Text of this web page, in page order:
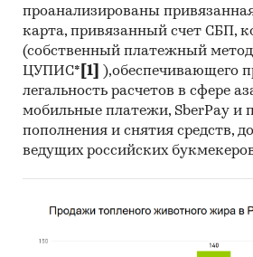
рынка -
Минпромторгом,
службой для анализа
политики, практик и
применительно к
производству, экспорту и
продукции, стандартам,
таможенным пошлинам,
субсидиям и другим
стимулирования на рынке
Использование
проанализированы
карта, привязанный счет СБП,
(собственный платежный
ЦУПИС* [1]
),обеспечивающего
легальность расчетов в сфере
мобильные платежи, SberPay и
пополнения и снятия средств,
ведущих российских